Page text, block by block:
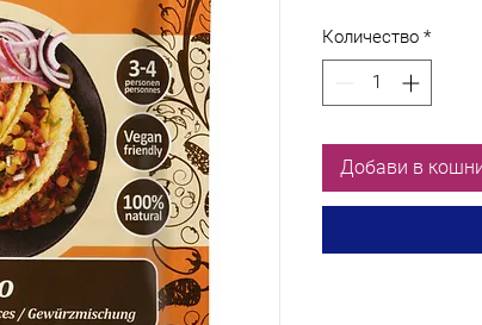
Количество *
Добави в